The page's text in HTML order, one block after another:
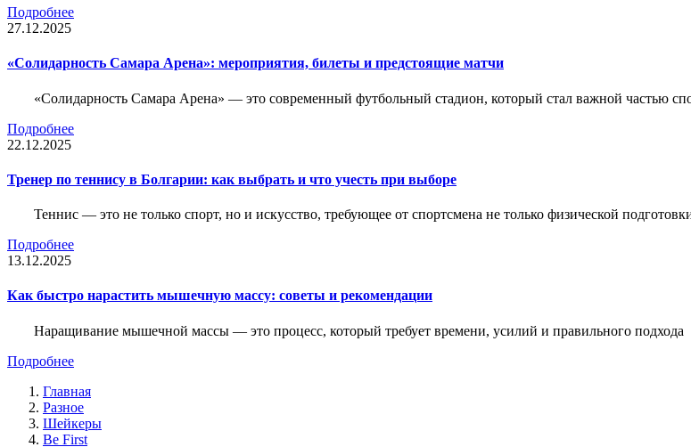
Подробнее
27.12.2025
«Солидарность Самара Арена»: мероприятия, билеты и предстоящие матчи
«Солидарность Самара Арена» — это современный футбольный стадион, который стал важной частью
Подробнее
22.12.2025
Тренер по теннису в Болгарии: как выбрать и что учесть при выборе
Теннис — это не только спорт, но и искусство, требующее от спортсмена не только физической
Подробнее
13.12.2025
Как быстро нарастить мышечную массу: советы и рекомендации
Наращивание мышечной массы — это процесс, который требует времени, усилий и правильного подхода
Подробнее
Главная
Разное
Шейкеры
Be First